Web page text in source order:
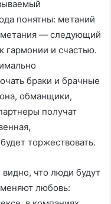
понятны: метаний
метания — следующий
гармонии и счастью.
браки и брачные
обманщики,
получат
торжествовать.
что люди будут
любовь: